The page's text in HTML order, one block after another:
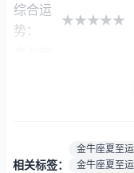
综合运
势：
★★★★★（
★★☆☆☆（
★★★★☆（
势：
★★☆☆☆（
相关标签：
金牛座夏至
金牛座夏至